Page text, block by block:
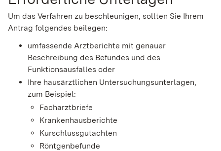
Um das Verfahren zu beschleunigen, sollten Sie Ihrem
Antrag folgendes beilegen:
umfassende Arztberichte mit genauer
Beschreibung des Befundes und des
Funktionsausfalles oder
Ihre hausärztlichen Untersuchungsunterlagen,
zum Beispiel:
Facharztbriefe
Krankenhausberichte
Kurschlussgutachten
Röntgenbefunde